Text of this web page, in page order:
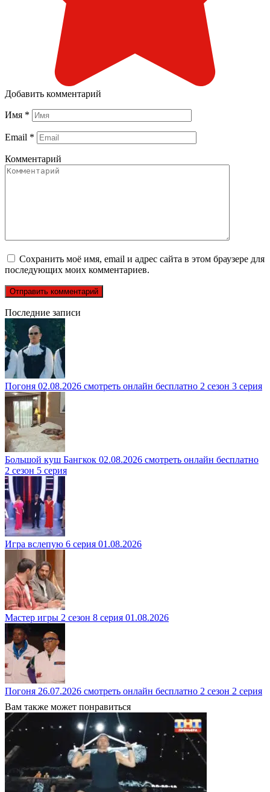
Добавить комментарий
Имя *
Email *
Комментарий
Сохранить моё имя, email и адрес сайта в этом браузере для
последующих моих комментариев.
Последние записи
Погоня 02.08.2026 смотреть онлайн бесплатно 2 сезон 3 серия
Большой куш Бангкок 02.08.2026 смотреть онлайн бесплатно
2 сезон 5 серия
Игра вслепую 6 серия 01.08.2026
Мастер игры 2 сезон 8 серия 01.08.2026
Погоня 26.07.2026 смотреть онлайн бесплатно 2 сезон 2 серия
Вам также может понравиться